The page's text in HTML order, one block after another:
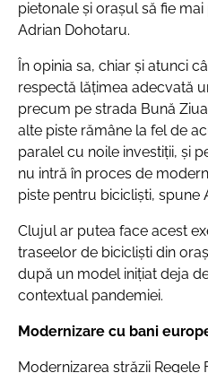
pietonale și orașul să fie mai
Adrian Dohotaru.
În opinia sa, chiar și atunci
respectă lățimea adecvată
precum pe strada Bună
alte piste rămâne la fel de
paralel cu noile investiții, și
nu intră în proces de
piste pentru bicicliști, spune
Clujul ar putea face acest
traseelor de bicicliști din
după un model inițiat deja
contextual pandemiei.
Modernizare cu bani
Modernizarea străzii Regele